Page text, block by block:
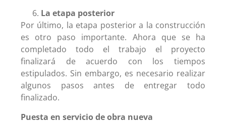
La etapa posterior
Por último, la etapa posterior a la construcción
es otro paso importante. Ahora que se ha
completado todo el trabajo el proyecto
finalizará de acuerdo con los tiempos
estipulados. Sin embargo, es necesario realizar
algunos pasos antes de entregar todo
finalizado.
Puesta en servicio de obra nueva